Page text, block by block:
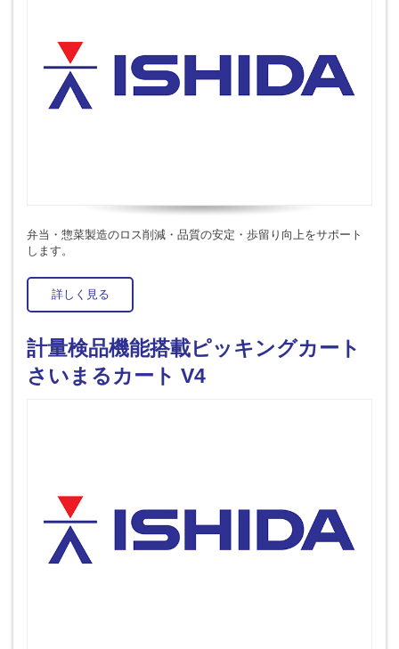
弁当・惣菜製造のロス削減・品質の安定・歩留り向上をサポート
します。
詳しく見る
計量検品機能搭載ピッキングカート
さいまるカート V4